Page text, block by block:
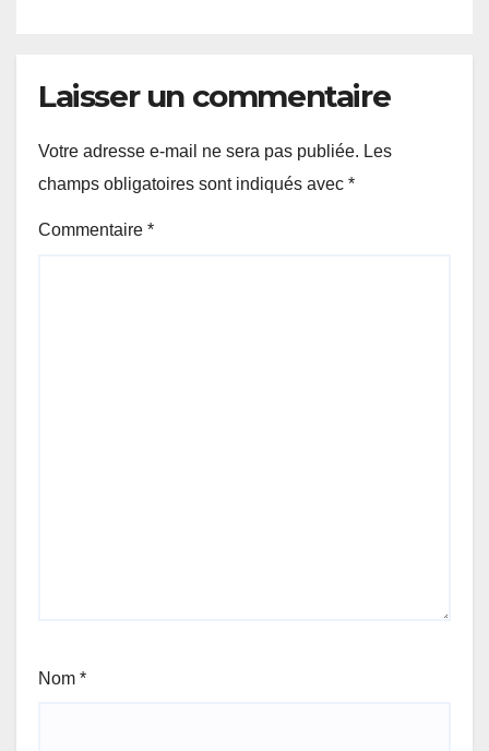
Laisser un commentaire
Votre adresse e-mail ne sera pas publiée. Les
champs obligatoires sont indiqués avec *
Commentaire *
Nom *